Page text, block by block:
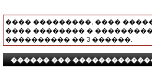
���� ���������, ����
���� �������� �
���������� �� 3 ������.
������ ���